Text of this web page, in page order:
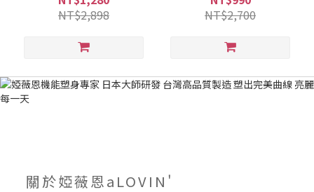
NT$2,898
NT$2,700
關於婭薇恩aLOVIN'